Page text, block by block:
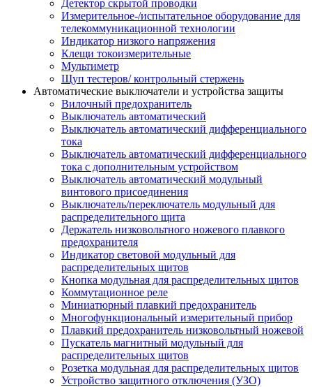
Детектор скрытой проводки
Измерительное-/испытательное оборудование для
телекоммуникационной технологии
Индикатор низкого напряжения
Клещи токоизмерительные
Мультиметр
Щуп тестеров/ контрольный стержень
Автоматические выключатели и устройства защиты
Вилочный предохранитель
Выключатель автоматический
Выключатель автоматический дифференциального
тока
Выключатель автоматический дифференциального
тока с дополнительным устройством
Выключатель автоматический модульный
винтового присоединения
Выключатель/переключатель модульный для
распределительного щита
Держатель низковольтного ножевого плавкого
предохранителя
Индикатор световой модульный для
распределительных щитов
Кнопка модульная для распределительных щитов
Коммутационное реле
Миниатюрный плавкий предохранитель
Многофункциональный измерительный прибор
Плавкий предохранитель низковольтный ножевой
Пускатель магнитный модульный для
распределительных щитов
Розетка модульная для распределительных щитов
Устройство защитного отключения (УЗО)